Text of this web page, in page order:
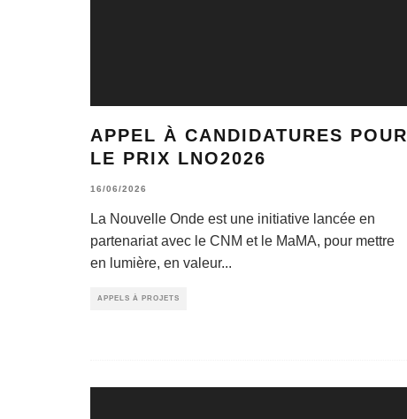
APPEL À CANDIDATURES POUR
LE PRIX LNO2026
16/06/2026
La Nouvelle Onde est une initiative lancée en
partenariat avec le CNM et le MaMA, pour mettre
en lumière, en valeur...
APPELS À PROJETS